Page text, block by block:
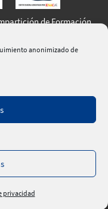
anonimizado de
privacidad
de Formación
y seguridad de la
y Alojamientos